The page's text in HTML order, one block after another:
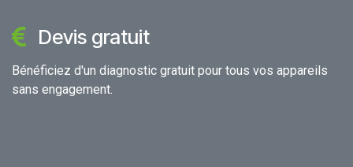
Devis gratuit
Bénéficiez d'un diagnostic gratuit pour tous vos appareils
sans engagement.